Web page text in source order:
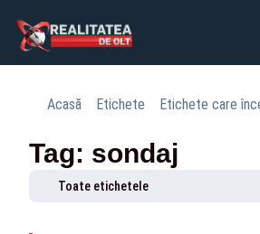
Acasă Etichete Etichete care
Tag: sondaj
Toate etichetele